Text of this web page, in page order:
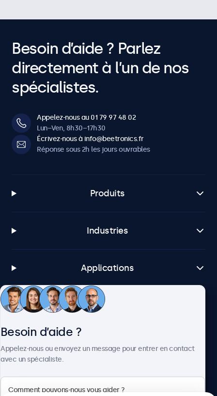
Besoin d’aide ? Parlez
directement à l’un de nos
spécialistes.
Appelez-nous au 01 79 97 48 02
Lun–Ven, 8h30–17h30
Écrivez-nous à info@beetronics.fr
Réponse sous 2h les jours ouvrables
Produits
Industries
Applications
Service client
Besoin d’aide ?
Appelez-nous ou envoyez un message pour entrer en contact
avec un spécialiste.